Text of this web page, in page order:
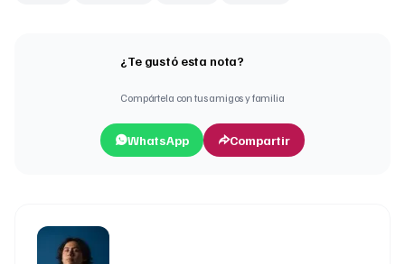
¿Te gustó esta nota?
Compártela con tus amigos y familia
WhatsApp Compartir